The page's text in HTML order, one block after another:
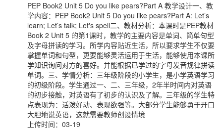
PEP Book2 Unit 5 Do you like pears?Part A 教学设计一、教
学内容：PEP Book2 Unit 5 Do you like pears?Part A: Let’s
learn; Let’s talk; Let's spell二、教材分析：本课时是PEP教材
Book 2 Unit 5 的第1课时，教学的主要内容是单词、简单句型
及字母拼读的学习。所学内容贴近生活，所以要求学生不仅要
掌握单词和句型，更要能够灵活运用于生活，能够使用本课所
学知识询问对方的喜好。并能根据已学过的字母发音规律拼读
单词。三、学情分析：三年级阶段的小学生，是小学英语学习
的初级阶段。学生通过一、二、三年级，2年半时间内对英语
的初步接触，对英语有了初步的认识及了解。三年级的学生特
点表现为：活泼好动、表现欲强等。大部分学生能够勇于开口
大胆地说英语，这就需要教师创设情境
上传时间：03-19